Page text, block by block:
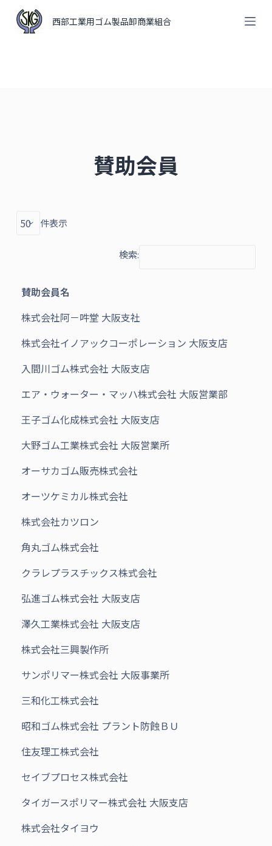
コ
ン
西部工業用ゴム製品卸商業組合
賛助会員
件表示
検索:
賛助会員名
賛助会員名
株式会社阿－吽堂 大阪支社
株式会社イノアックコーポレーション 大阪支店
入間川ゴム株式会社 大阪支店
エア・ウォーター・マッハ株式会社 大阪営業部
王子ゴム化成株式会社 大阪支店
大野ゴム工業株式会社 大阪営業所
オーサカゴム販売株式会社
オーツケミカル株式会社
株式会社カツロン
角丸ゴム株式会社
クラレプラスチックス株式会社
弘進ゴム株式会社 大阪支店
澤久工業株式会社 大阪支店
株式会社三興製作所
サンポリマー株式会社 大阪事業所
三和化工株式会社
昭和ゴム株式会社 プラント防蝕ＢＵ
住友理工株式会社
セイブプロセス株式会社
タイガースポリマー株式会社 大阪支店
株式会社タイヨウ